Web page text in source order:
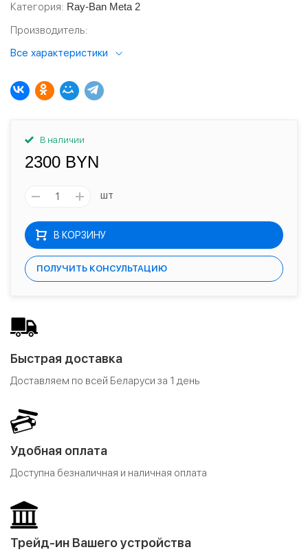
Категория Ray-Ban Meta 2
Производитель
Все характеристики
В наличии
2300 BYN
шт
В КОРЗИНУ
ПОЛУЧИТЬ КОНСУЛЬТАЦИЮ
Быстрая доставка
Доставляем по всей Беларуси за 1 день
Удобная оплата
Доступна безналичная и наличная оплата
Трейд-ин Вашего устройства